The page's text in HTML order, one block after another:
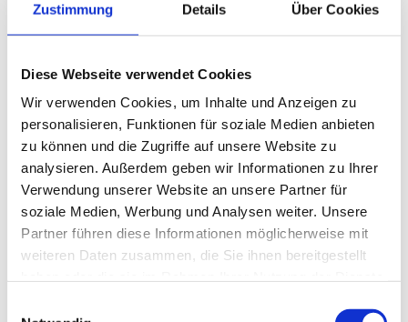
Zustimmung Details Über Cookies
Diese Webseite verwendet Cookies
Wir verwenden Cookies, um Inhalte und Anzeigen zu
personalisieren, Funktionen für soziale Medien anbieten
zu können und die Zugriffe auf unsere Website zu
analysieren. Außerdem geben wir Informationen zu Ihrer
Verwendung unserer Website an unsere Partner für
soziale Medien, Werbung und Analysen weiter. Unsere
Partner führen diese Informationen möglicherweise mit
weiteren Daten zusammen, die Sie ihnen bereitgestellt
Besucherpräferenzen auf der Website.
Dauer: Für die Dauer der Browsersitzung.
2.) Bevorzugte Sprache
Zweck: Um die Website in der vom Besucher
bevorzugten Sprache bereitstellen zu können (wenn
die Website mehrere Sprachen enthält).
Dauer: 1 Jahr.
3.) Währung
Zweck: Um Preise in der Währung anzeigen zu können,